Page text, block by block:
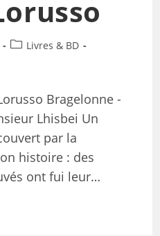
Livres & BD
Bragelonne -
Lhisbei Un
par la
histoire : des
ont fui leur…